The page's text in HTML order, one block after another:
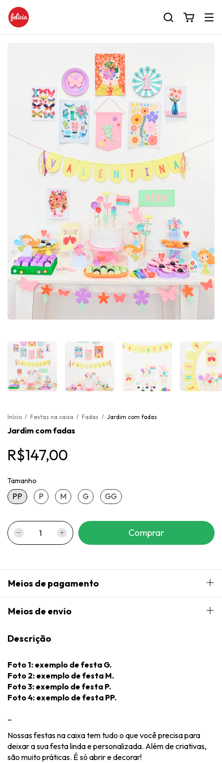
Início / Festas na caixa / Fadas / Jardim com fadas
Jardim com fadas
R$147,00
Tamanho
PP P M G GG
Meios de pagamento
Meios de envio
Descrição
Foto 1: exemplo de festa G.
Foto 2: exemplo de festa M.
Foto 3: exemplo de festa P.
Foto 4: exemplo de festa PP.
Nossas festas na caixa tem tudo o que você precisa para
deixar a sua festa linda e personalizada. Além de criativas,
são muito práticas. É só abrir e decorar!